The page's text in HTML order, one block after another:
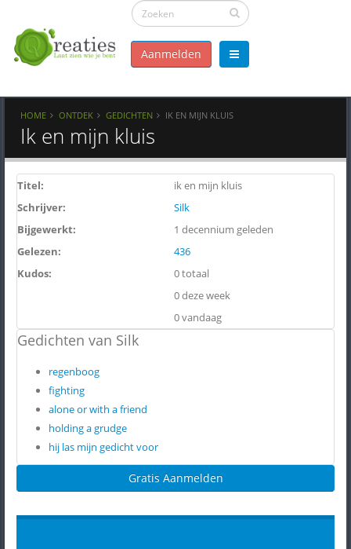
Aanmelden
HOME ONTDEK GEDICHTEN IK EN MIJN KLUIS
Ik en mijn kluis
Titel:
ik en mijn kluis
Schrijver:
Silk
Bijgewerkt:
1 decennium geleden
Gelezen:
436
Kudos:
0 totaal
0 deze week
0 vandaag
Gedichten van Silk
regenboog
fighting
alone or with a friend
holding a grudge
hij las mijn gedicht voor
Gratis Aanmelden